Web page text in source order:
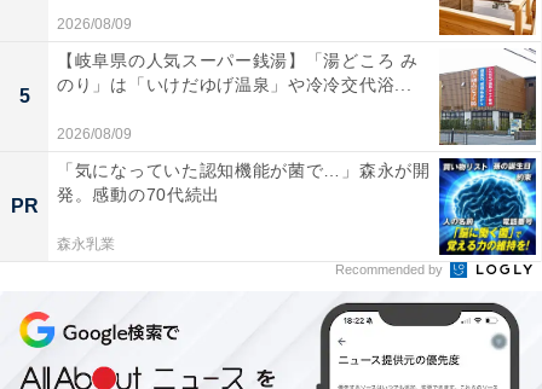
2026/08/09
5
【岐阜県の人気スーパー銭湯】「湯どころ み
のり」は「いけだゆげ温泉」や冷冷交代浴...
2026/08/09
PR
「気になっていた認知機能が菌で…」森永が開
発。感動の70代続出
森永乳業
Recommended by